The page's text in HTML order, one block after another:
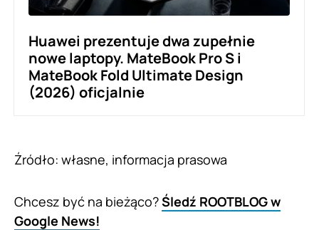
Huawei prezentuje dwa zupełnie
nowe laptopy. MateBook Pro S i
MateBook Fold Ultimate Design
(2026) oficjalnie
Źródło: własne, informacja prasowa
Chcesz być na bieżąco?Śledź ROOTBLOG w
Google News!